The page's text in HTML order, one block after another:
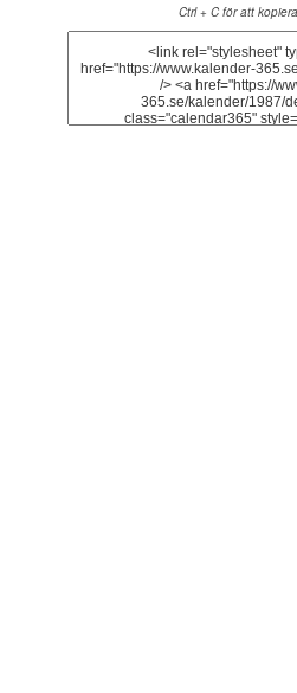
Ctrl + C för att